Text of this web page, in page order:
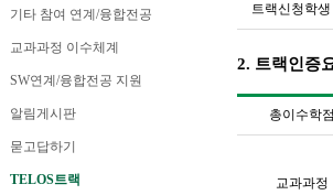
기타 참여 연계/융합전공
교과과정 이수체계
SW연계/융합전공 지원
알림게시판
묻고답하기
TELOS트랙
트랙신청학
2. 트랙인증
총이수학
교과과정